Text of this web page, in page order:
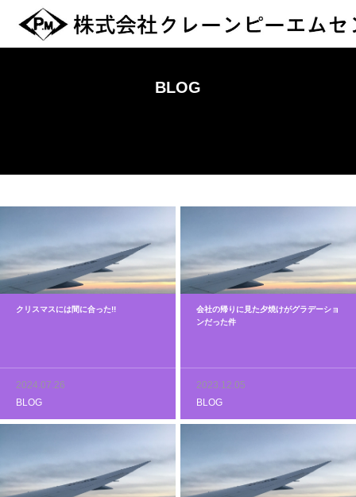
BLOG
クリスマスには間に合った!!
2024.07.26
BLOG
会社の帰りに見た夕焼けがグラデーショ
ンだった件
2023.12.05
BLOG